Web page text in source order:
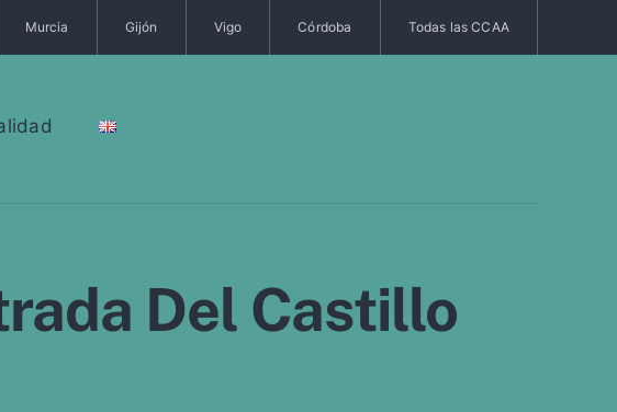
Murcia Gijón Vigo Córdoba Todas las CCAA
Del Castillo